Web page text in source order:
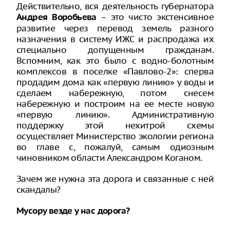
Действительно, вся деятельность губернатора
Андрея Воробьева – это чисто экстенсивное
развитие через перевод земель разного
назначения в систему ИЖС и распродажа их
специально допущенным гражданам.
Вспомним, как это было с водно-болотным
комплексов в поселке «Павлово-2»: сперва
продадим дома как «первую линию» у воды и
сделаем набережную, потом снесем
набережную и построим на ее месте новую
«первую линию». Административную
поддержку этой нехитрой схемы
осуществляет Министерство экологии региона
во главе с, пожалуй, самым одиозным
чиновником области Александром Коганом.
Зачем же нужна эта дорога и связанные с ней
скандалы?
Мусору везде у нас дорога?